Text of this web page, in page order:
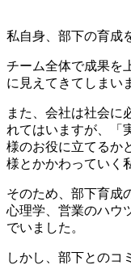
私自身、部下の育成
チーム全体で成果を
に見えてきてしまい
また、会社は社会に
れてはいますが、「
様のお役に立てるか
様とかかわっていく
そのため、部下育成
心理学、営業のハウ
でいました。
しかし、部下とのコ